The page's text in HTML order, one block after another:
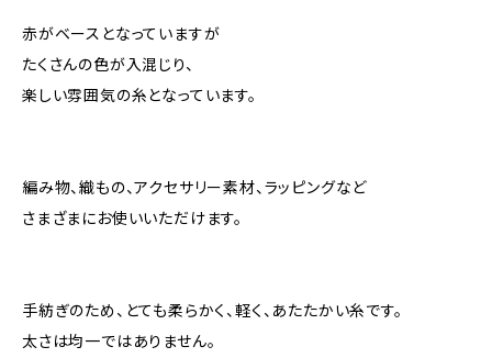
赤がベースとなっていますが
たくさんの色が入混じり、
楽しい雰囲気の糸となっています。
編み物、織もの、アクセサリー素材、ラッピングなど
さまざまにお使いいただけます。
手紡ぎのため、とても柔らかく、軽く、あたたかい糸です。
太さは均一ではありません。